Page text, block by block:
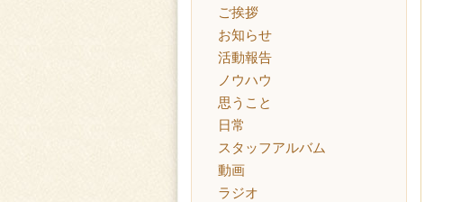
ご挨拶
お知らせ
活動報告
ノウハウ
思うこと
日常
スタッフアルバム
動画
ラジオ